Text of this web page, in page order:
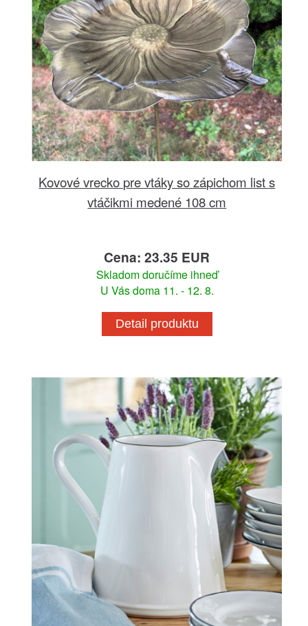
Kovové vrecko pre vtáky so zápichom list s
vtáčikmi medené 108 cm
Cena: 23.35 EUR
Skladom doručíme ihneď
U Vás doma 11. - 12. 8.
Detail produktu